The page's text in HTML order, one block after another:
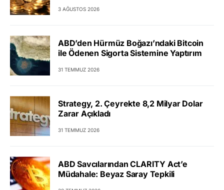
3 AĞUSTOS 2026
ABD’den Hürmüz Boğazı’ndaki Bitcoin
ile Ödenen Sigorta Sistemine Yaptırım
31 TEMMUZ 2026
Strategy, 2. Çeyrekte 8,2 Milyar Dolar
Zarar Açıkladı
31 TEMMUZ 2026
ABD Savcılarından CLARITY Act’e
Müdahale: Beyaz Saray Tepkili